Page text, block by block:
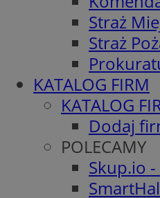
Straż
Straż
KATALOG FIRM
KATALOG
Dodaj
POLECAMY
Skup.io